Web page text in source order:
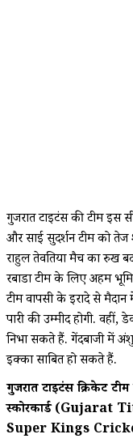
गुजरात टाइटंस की टीम इस
और साई सुदर्शन टीम को
राहुल तेवतिया मैच का रुख
रबाडा टीम के लिए अहम
टीम वापसी के इरादे से
पारी की उम्मीद होगी.
निभा सकते हैं. गेंदबाजी में
इक्का साबित हो सकते हैं.
गुजरात टाइटंस क्रिकेट
स्कोरकार्ड (Gujarat
Super Kings